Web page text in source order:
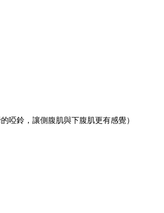
啞鈴，讓側腹肌與下腹肌更有感覺）